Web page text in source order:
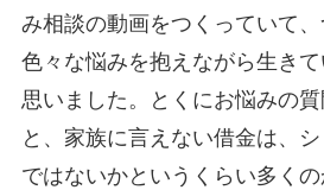
み相談の動画をつくっていて
色々な悩みを抱えながら生き
思いました。とくにお悩みの
と、家族に言えない借金は、
ではないかというくらい多く